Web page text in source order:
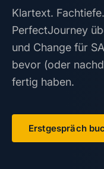
Klartext.
PerfectJourney
und Change für
bevor (oder
fertig haben.
Erstgespräch